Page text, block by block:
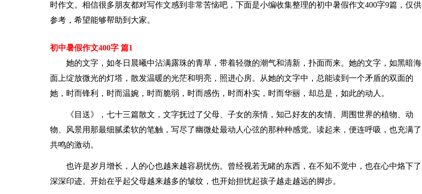
时作文。相信很多朋友都对写作文感到非常苦恼吧，下面是小编收集整理的初中暑假作文400字9篇，仅供
参考，希望能够帮助到大家。
初中暑假作文400字 篇1
她的文字，如冬日晨曦中沾满露珠的青草，带着轻微的潮气和清新，扑面而来。她的文字，如黑暗海
面上绽放微光的灯塔，散发温暖的光茫和明亮，照进心房。从她的文字中，总能读到一个矛盾的双面的
她，时而锋利，时而温婉，时而脆弱，时而感伤，时而朴实，时而华丽，却总是，如此的动人。
《目送》，七十三篇散文，文字抚过了父母、子女的亲情，知己好友的友情、周围世界的植物、动
物、风景用那最细腻柔软的笔触，写尽了幽微处最动人心弦的那种种感觉。读起来，便连呼吸，也充满了
共鸣的激动。
也许是岁月增长，人的心也越来越容易忧伤。曾经视若无睹的东西，在不知不觉中，也在心中烙下了
深深印迹。开始在乎起父母越来越多的皱纹，也开始担忧起孩子越走越远的脚步。